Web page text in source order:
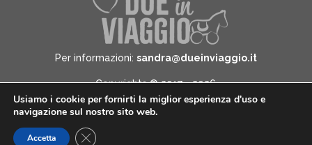
Per informazioni: sandra@dueinviaggio.it
Copyrights © 2017 - 2026
Due in Viaggio - All Rights Reserved -
Usiamo i cookie per fornirti la miglior esperienza d'uso e
navigazione sul nostro sito web.
Accetta Close GDPR Cookie Banner